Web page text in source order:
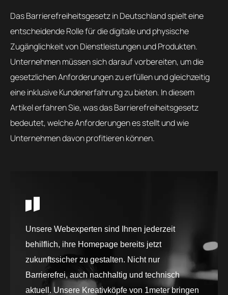
Das Barrierefreiheitsgesetz in Deutschland spielt eine
entscheidende Rolle für die digitale und physische
Zugänglichkeit von Dienstleistungen und Produkten.
Unternehmen müssen sich darauf vorbereiten, um die
gesetzlichen Anforderungen zu erfüllen und gleichzeitig
eine inklusive Kundenerfahrung zu bieten. In diesem
Artikel erfahren Sie, was das Barrierefreiheitsgesetz
bedeutet, welche Anforderungen es stellt und wie
Unternehmen davon profitieren können.
Unsere Webexperten sind Ihnen jederzeit
behilflich, ihre Homepage bereits jetzt
zukunftssicher zu gestalten. Nicht nur
Barrierefrei, auch nachhaltig und technisch
aktuell. Unsere Kreativköpfe von 1meter bringen